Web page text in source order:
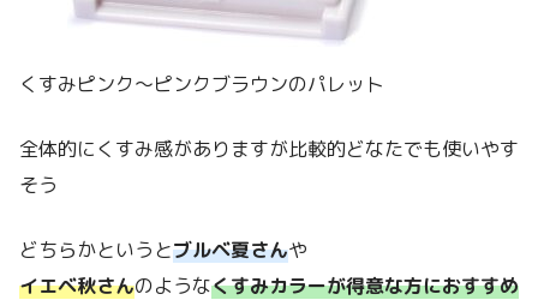
くすみピンク～ピンクブラウンのパレット
全体的にくすみ感がありますが比較的どなたでも使いやす
そう
どちらかというとブルベ夏さんや
イエベ秋さんのようなくすみカラーが得意な方におすすめ